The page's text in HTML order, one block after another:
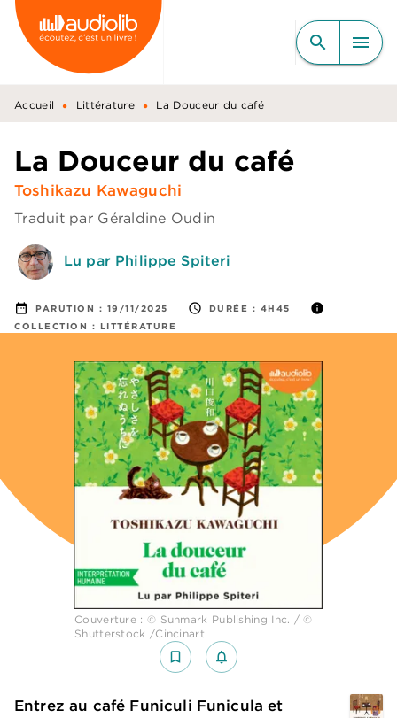
MENU RECHERCHE
CONTENU
PIED DE PAGE
search menu
Accueil • Littérature • La Douceur du café
La Douceur du café
Toshikazu Kawaguchi
Traduit par Géraldine Oudin
Lu par Philippe Spiteri
date_range PARUTION : 19/11/2025 access_time DURÉE : 4H45 info
COLLECTION : LITTÉRATURE
Couverture : © Sunmark Publishing Inc. / ©
Shutterstock /Cincinart
bookmark_border notifications_none_outlined
Entrez au café Funiculi Funicula et